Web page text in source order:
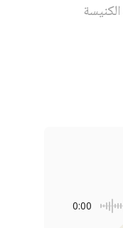
الكنيسة
0:00